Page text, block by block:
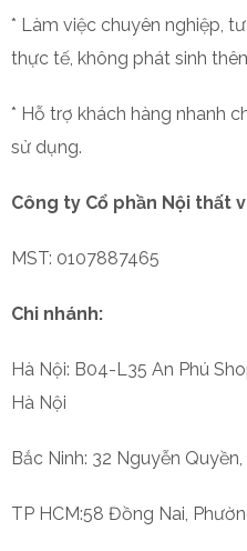
* Làm việc chuyên nghiệp,
thực tế, không phát sinh
* Hỗ trợ khách hàng nhanh
sử dụng.
Công ty Cổ phần Nội thất
MST: 0107887465
Chi nhánh:
Hà Nội: B04-L35 An Phú
Hà Nội
Bắc Ninh: 32 Nguyễn
TP HCM:58 Đồng Nai,